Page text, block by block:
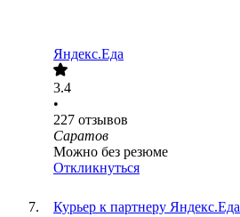
Яндекс.Еда
3.4
•
227 отзывов
Саратов
Можно без резюме
Откликнуться
Курьер к партнеру Яндекс.Еда